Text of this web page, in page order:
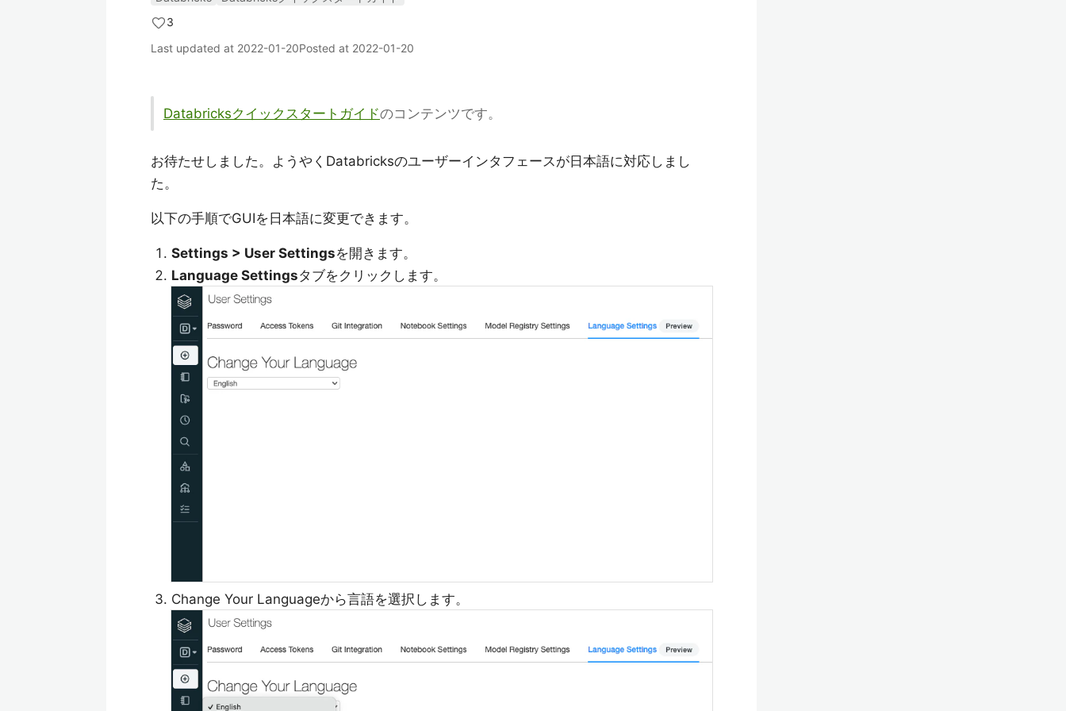
3
Last updated at 2022-01-20Posted at 2022-01-20
Databricksクイックスタートガイドのコンテンツです。
お待たせしました。ようやくDatabricksのユーザーインタフェースが日本語に対応しまし
た。
以下の手順でGUIを日本語に変更できます。
Settings > User Settingsを開きます。
Language Settingsタブをクリックします。
Change Your Languageから言語を選択します。